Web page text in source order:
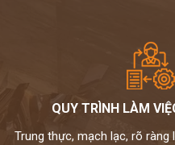
QUY TRÌNH LÀM
Trung thực, mạch lạc, rõ ràng